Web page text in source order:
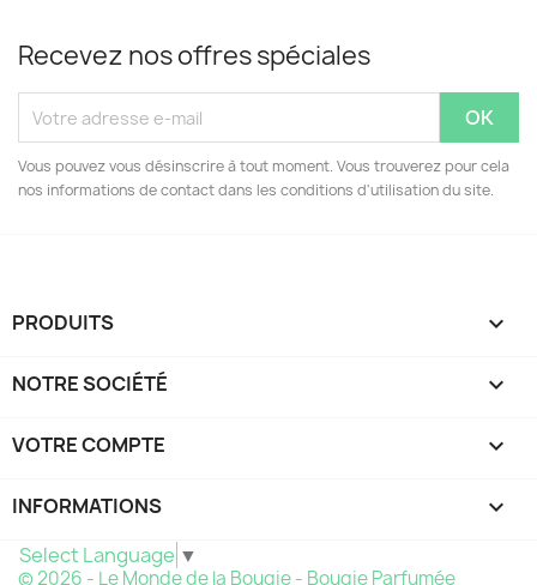
Recevez nos offres spéciales
Vous pouvez vous désinscrire à tout moment. Vous trouverez pour cela
nos informations de contact dans les conditions d'utilisation du site.
PRODUITS 
NOTRE SOCIÉTÉ 
VOTRE COMPTE 
INFORMATIONS keyboard_arrow_down
Select Language ▼
© 2026 - Le Monde de la Bougie - Bougie Parfumée